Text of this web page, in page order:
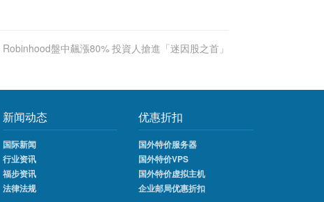
Robinhood盤中飆漲80% 投資人搶進「迷因股之首」
新闻动态
国际新闻
行业资讯
福步资讯
法律法规
优惠折扣
国外特价服务器
国外特价VPS
国外特价虚拟主机
企业邮局优惠折扣